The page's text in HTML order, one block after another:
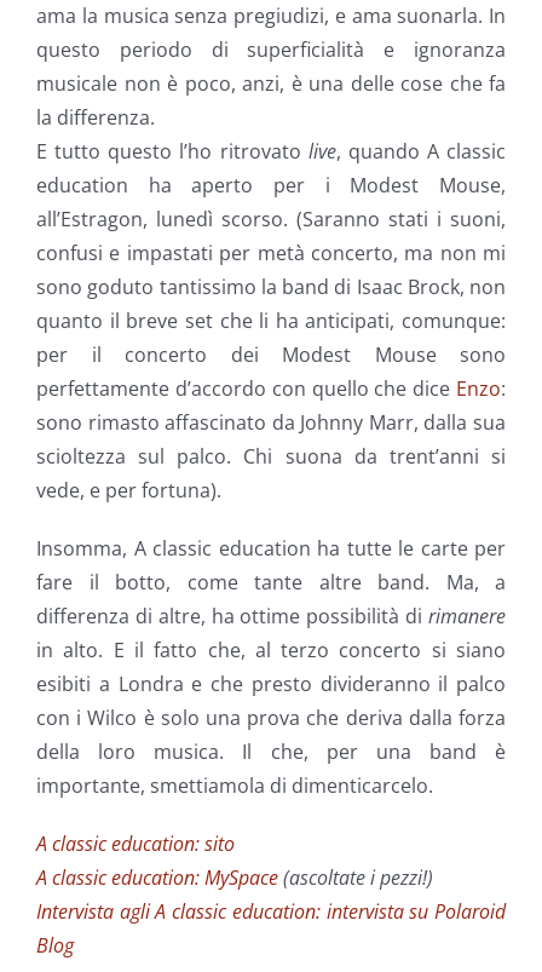
ama la musica senza pregiudizi, e ama suonarla. In
questo periodo di superficialità e ignoranza
musicale non è poco, anzi, è una delle cose che fa
la differenza.
E tutto questo l’ho ritrovato live, quando A classic
education ha aperto per i Modest Mouse,
all’Estragon, lunedì scorso. (Saranno stati i suoni,
confusi e impastati per metà concerto, ma non mi
sono goduto tantissimo la band di Isaac Brock, non
quanto il breve set che li ha anticipati, comunque:
per il concerto dei Modest Mouse sono
perfettamente d’accordo con quello che dice Enzo:
sono rimasto affascinato da Johnny Marr, dalla sua
scioltezza sul palco. Chi suona da trent’anni si
vede, e per fortuna).
Insomma, A classic education ha tutte le carte per
fare il botto, come tante altre band. Ma, a
differenza di altre, ha ottime possibilità di rimanere
in alto. E il fatto che, al terzo concerto si siano
esibiti a Londra e che presto divideranno il palco
con i Wilco è solo una prova che deriva dalla forza
della loro musica. Il che, per una band è
importante, smettiamola di dimenticarcelo.
A classic education: sito
A classic education: MySpace(ascoltate i pezzi!)
Intervista agli A classic education: intervista su Polaroid
Blog